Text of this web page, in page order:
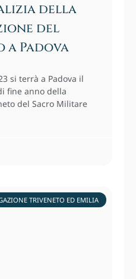
della
del
a Padova
si terrà a Padova il
fine anno della
del Sacro Militare
TRIVENETO ED EMILIA